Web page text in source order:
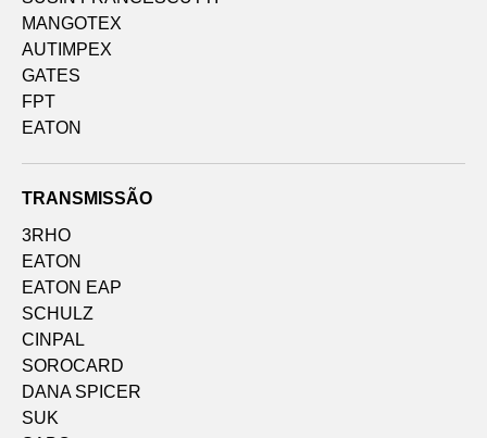
MANGOTEX
AUTIMPEX
GATES
FPT
EATON
TRANSMISSÃO
3RHO
EATON
EATON EAP
SCHULZ
CINPAL
SOROCARD
DANA SPICER
SUK